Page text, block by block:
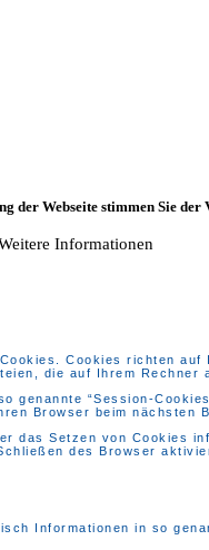
der Webseite stimmen Sie der
Informationen
Cookies richten
die auf Ihrem Rechner
genannte “Session-
Browser beim nächsten
das Setzen von Cookies
des Browser
Informationen in so